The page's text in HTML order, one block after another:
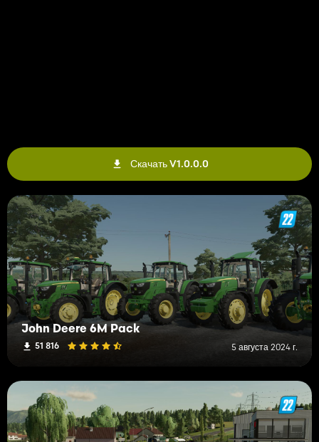
Скачать V1.0.0.0
John Deere 6M Pack
51 816 5 августа 2024 г.